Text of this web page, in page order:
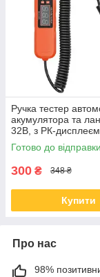
Ручка тестер
акумулятора та
32В, з РК-дисплеєм
Готово до
300 ₴ 348 ₴
Купити
Про нас
98%